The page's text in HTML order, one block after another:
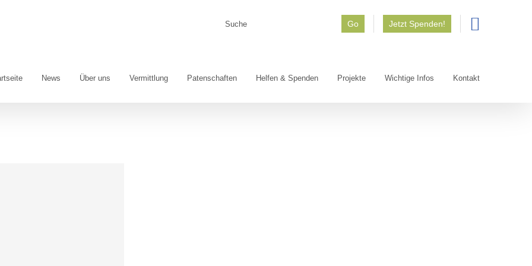
Go Jetzt Spenden!
News Über uns Vermittlung Patenschaften Helfen & Spenden Projekte Wichtige Infos Kontakt